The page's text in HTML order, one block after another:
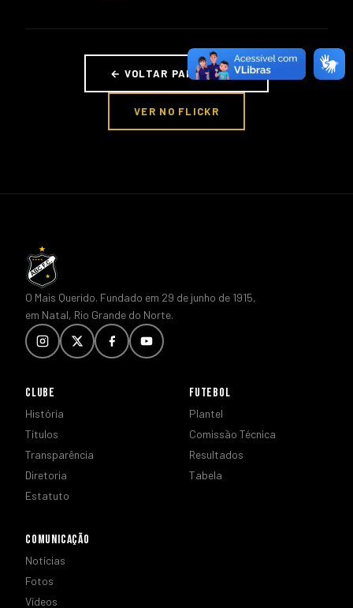
← VOLTAR PARA FOTOS
VER NO FLICKR
O Mais Querido. Fundado em 29 de junho de 1915,
em Natal, Rio Grande do Norte.
CLUBE
História
Títulos
Transparência
Diretoria
Estatuto
FUTEBOL
Plantel
Comissão Técnica
Resultados
Tabela
COMUNICAÇÃO
Notícias
Fotos
Vídeos